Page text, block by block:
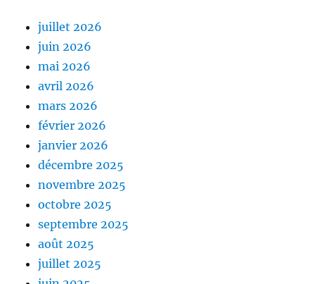
juillet 2026
juin 2026
mai 2026
avril 2026
mars 2026
février 2026
janvier 2026
décembre 2025
novembre 2025
octobre 2025
septembre 2025
août 2025
juillet 2025